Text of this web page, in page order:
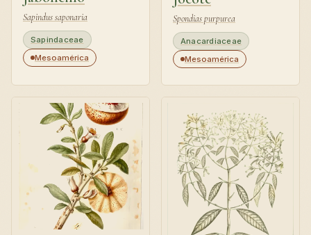
Sapindus saponaria
Sapindaceae
Mesoamérica
Spondias purpurea
Anacardiaceae
Mesoamérica